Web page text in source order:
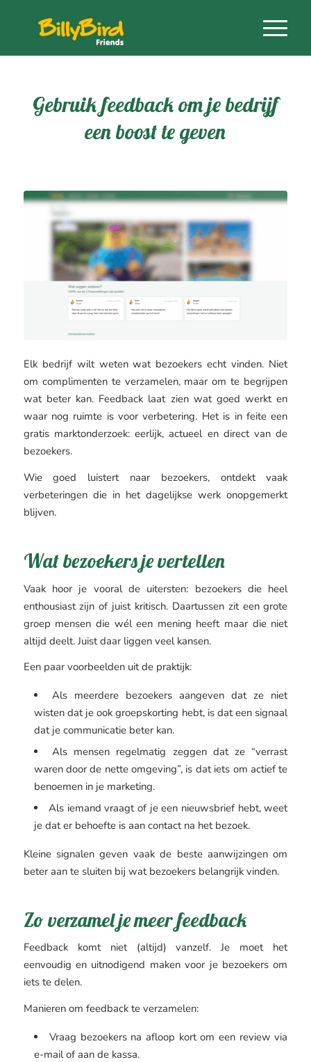
Gebruik feedback om je bedrijf
een boost te geven
Elk bedrijf wilt weten wat bezoekers echt vinden. Niet
om complimenten te verzamelen, maar om te begrijpen
wat beter kan. Feedback laat zien wat goed werkt en
waar nog ruimte is voor verbetering. Het is in feite een
gratis marktonderzoek: eerlijk, actueel en direct van de
bezoekers.
Wie goed luistert naar bezoekers, ontdekt vaak
verbeteringen die in het dagelijkse werk onopgemerkt
blijven.
Wat bezoekers je vertellen
Vaak hoor je vooral de uitersten: bezoekers die heel
enthousiast zijn of juist kritisch. Daartussen zit een grote
groep mensen die wél een mening heeft maar die niet
altijd deelt. Juist daar liggen veel kansen.
Een paar voorbeelden uit de praktijk:
Als meerdere bezoekers aangeven dat ze niet
wisten dat je ook groepskorting hebt, is dat een signaal
dat je communicatie beter kan.
Als mensen regelmatig zeggen dat ze “verrast
waren door de nette omgeving”, is dat iets om actief te
benoemen in je marketing.
Als iemand vraagt of je een nieuwsbrief hebt, weet
je dat er behoefte is aan contact na het bezoek.
Kleine signalen geven vaak de beste aanwijzingen om
beter aan te sluiten bij wat bezoekers belangrijk vinden.
Zo verzamel je meer feedback
Feedback komt niet (altijd) vanzelf. Je moet het
eenvoudig en uitnodigend maken voor je bezoekers om
iets te delen.
Manieren om feedback te verzamelen:
Vraag bezoekers na afloop kort om een review via
e-mail of aan de kassa.